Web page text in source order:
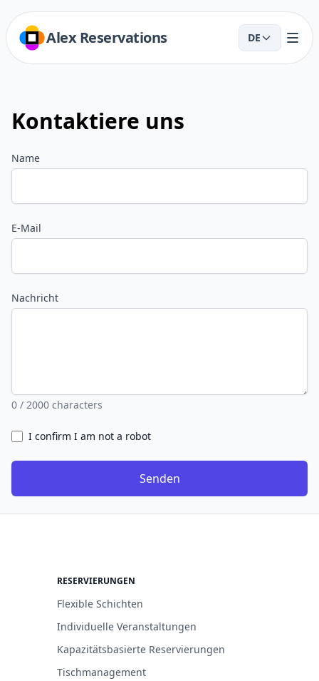
Alex Reservations DE
Kontaktiere uns
Name
E-Mail
Nachricht
0 / 2000 characters
I confirm I am not a robot
Senden
RESERVIERUNGEN
Flexible Schichten
Individuelle Veranstaltungen
Kapazitätsbasierte Reservierungen
Tischmanagement